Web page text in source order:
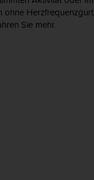
ohne Herzfrequenzgurt
Sie mehr.